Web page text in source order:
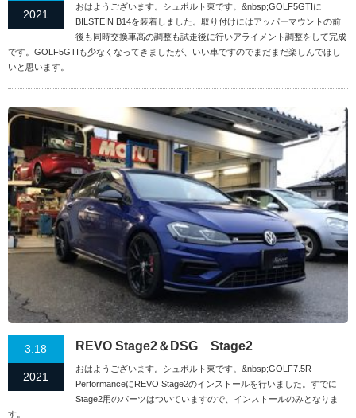
2021
おはようございます。シュポルト東です。&nbsp;GOLF5GTIに
BILSTEIN B14を装着しました。取り付けにはアッパーマウントの前
後も同時交換車高の調整も試走後に行いアライメント調整をして完成
です。GOLF5GTIも少なくなってきましたが、いい車ですのでまだまだ楽しんでほし
いと思います。
3.18
2021
REVO Stage2＆DSG Stage2
おはようございます。シュポルト東です。&nbsp;GOLF7.5R
PerformanceにREVO Stage2のインストールを行いました。すでに
Stage2用のパーツはついていますので、インストールのみとなりま
す。